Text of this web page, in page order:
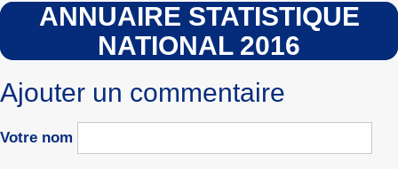
ANNUAIRE STATISTIQUE
NATIONAL 2016
Ajouter un commentaire
Votre nom